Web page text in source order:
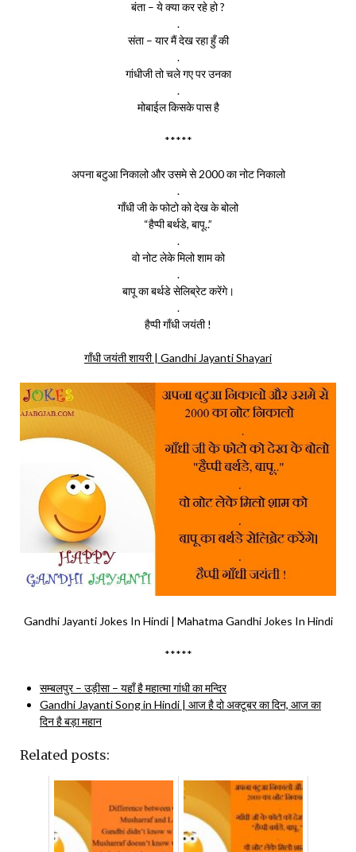
बंता – ये क्या कर रहे हो ?
.
संता – यार मैं देख रहा हुँ की
.
गांधीजी तो चले गए पर उनका
.
मोबाईल किसके पास है
*****
अपना बटुआ निकालो और उसमे से 2000 का नोट निकालो
.
गाँधी जी के फोटो को देख के बोलो
“हैप्पी बर्थडे, बापू..”
.
वो नोट लेके मिलो शाम को
.
बापू का बर्थडे सेलिब्रेट करेंगे।
.
हैप्पी गाँधी जयंती !
गाँधी जयंती शायरी | Gandhi Jayanti Shayari
Gandhi Jayanti Jokes In Hindi | Mahatma Gandhi Jokes In Hindi
*****
सम्बलपुर – उड़ीसा – यहाँ है महात्मा गांधी का मन्दिर
Gandhi Jayanti Song in Hindi | आज है दो अक्टूबर का दिन, आज का
दिन है बड़ा महान
Related posts: